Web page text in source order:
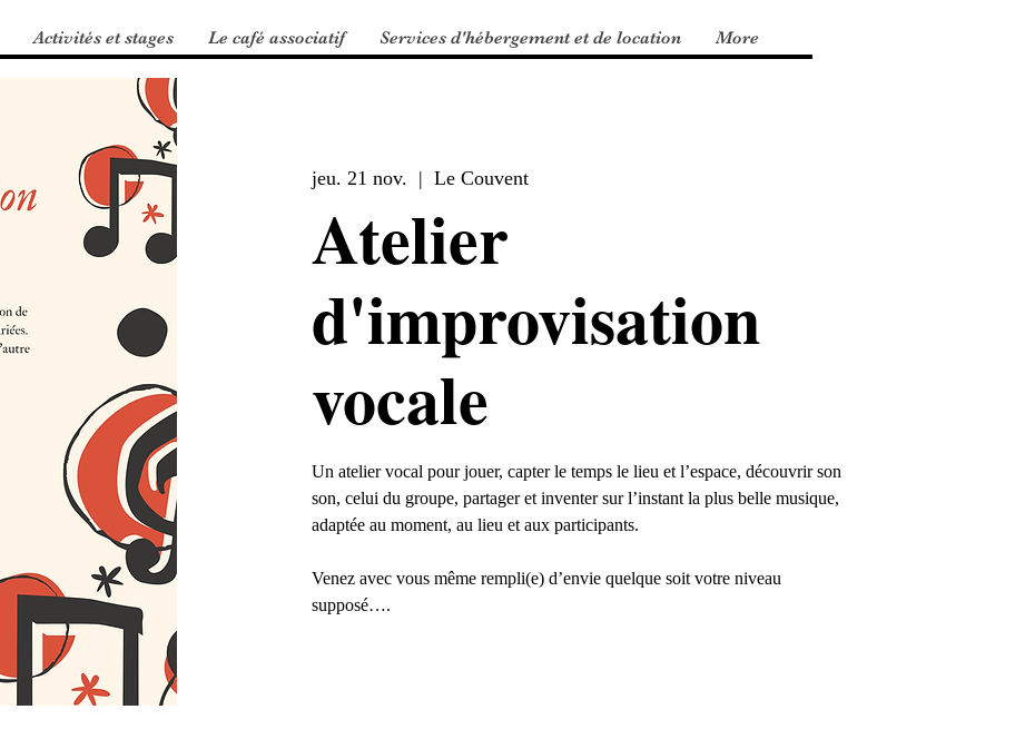
Activités et stages Le café associatif Services d'hébergement et de location More
jeu. 21 nov.
  |
Le Couvent
Atelier
d'improvisation
vocale
Un atelier vocal pour jouer, capter le temps le lieu et l’espace, découvrir son
son, celui du groupe, partager et inventer sur l’instant la plus belle musique,
adaptée au moment, au lieu et aux participants.
Venez avec vous même rempli(e) d’envie quelque soit votre niveau
supposé….